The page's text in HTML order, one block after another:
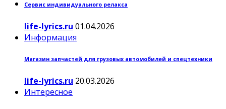
Сервис индивидуального релакса
life-lyrics.ru 01.04.2026
Информация
Магазин запчастей для грузовых автомобилей и спецтехники
life-lyrics.ru 20.03.2026
Интересное